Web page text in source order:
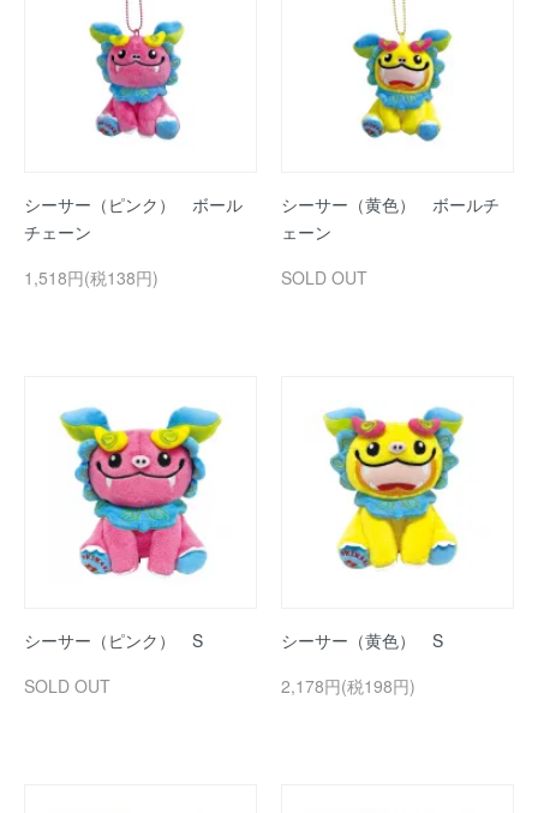
シーサー（ピンク） ボール
チェーン
1,518円(税138円)
シーサー（黄色） ボールチ
ェーン
SOLD OUT
シーサー（ピンク） S
SOLD OUT
シーサー（黄色） S
2,178円(税198円)